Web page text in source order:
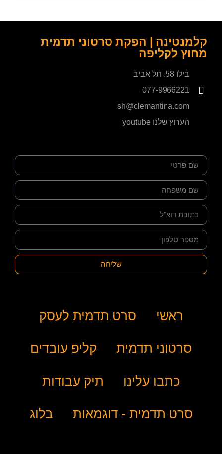
קלמנטינה | הפקת סרטוני תדמית
מחוץ לקליפה
בילו 58, תל אביב
077-9966221
sh@clemantina.com
הערוץ שלנו youtube
שליחה
ראשי סרט תדמית לעסק
סרטוני תדמית קליפ עובדים
כתבו עלינו תיק עבודות
סרט תדמית - דוגמאות בלוג